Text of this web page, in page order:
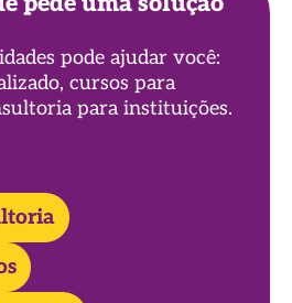
pode ajudar você:
cursos para
para instituições.